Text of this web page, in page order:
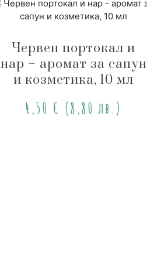
Червен портокал и
нар – аромат за сапун
и козметика, 10 мл
4,50 € (8,80 лв.)